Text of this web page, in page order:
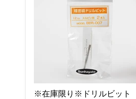
※在庫限り※ドリルビット